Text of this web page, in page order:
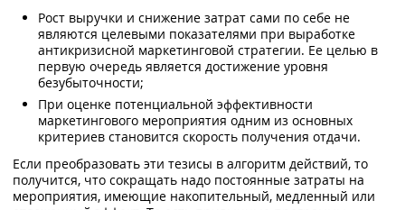
Рост выручки и снижение затрат сами по себе не
являются целевыми показателями при выработке
антикризисной маркетинговой стратегии. Ее целью в
первую очередь является достижение уровня
безубыточности;
При оценке потенциальной эффективности
маркетингового мероприятия одним из основных
критериев становится скорость получения отдачи.
Если преобразовать эти тезисы в алгоритм действий, то
получится, что сокращать надо постоянные затраты на
мероприятия, имеющие накопительный, медленный или